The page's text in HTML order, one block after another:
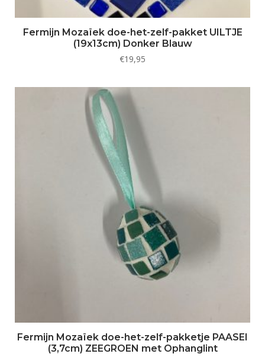
Fermijn Mozaïek doe-het-zelf-pakket UILTJE
(19x13cm) Donker Blauw
€19,95
Fermijn Mozaïek doe-het-zelf-pakketje PAASEI
(3,7cm) ZEEGROEN met Ophanglint